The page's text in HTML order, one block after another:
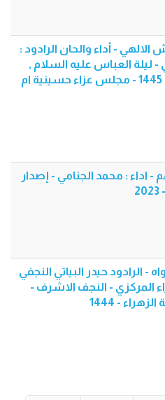
- أداء والحان الرادود :
- ليلة العباس عليه السلام ,
ليلة 7 محرم الحرام 1445 - مجلس عزاء حسينية ام
: محمد الجنامي - إصدار
- الرادود حيدر البياتي النجفي
المركزي - النجف الاشرف -
- 1444